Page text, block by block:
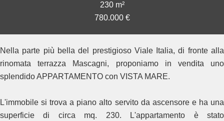
230 m²
780.000 €
Nella parte più bella del prestigioso Viale Italia, di fronte alla
rinomata terrazza Mascagni, proponiamo in vendita uno
splendido APPARTAMENTO con VISTA MARE.
L'immobile si trova a piano alto servito da ascensore e ha una
superficie di circa mq. 230. L'appartamento è stato